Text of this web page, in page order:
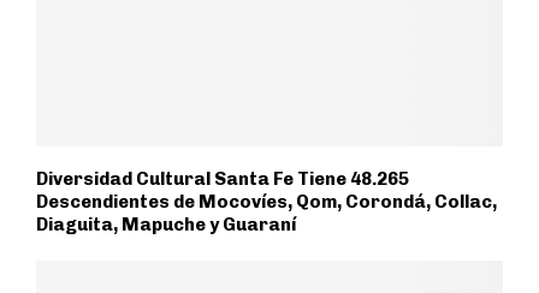
Diversidad Cultural Santa Fe Tiene 48.265
Descendientes de Mocovíes, Qom, Corondá, Collac,
Diaguita, Mapuche y Guaraní